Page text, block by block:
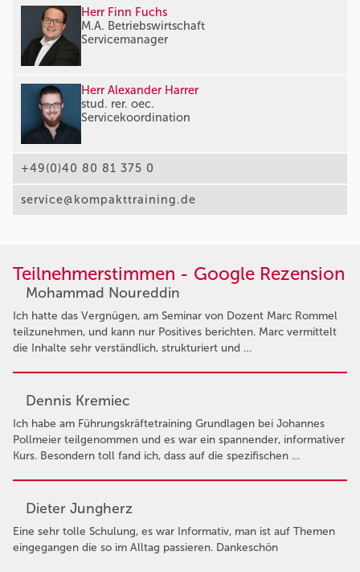
Herr Finn Fuchs
M.A. Betriebswirtschaft
Servicemanager
Herr Alexander Harrer
stud. rer. oec.
Servicekoordination
+49(0)40 80 81 375 0
service@kompakttraining.de
Teilnehmerstimmen - Google Rezension
Mohammad Noureddin
Ich hatte das Vergnügen, am Seminar von Dozent Marc Rommel
teilzunehmen, und kann nur Positives berichten. Marc vermittelt
die Inhalte sehr verständlich, strukturiert und …
Dennis Kremiec
Ich habe am Führungskräftetraining Grundlagen bei Johannes
Pollmeier teilgenommen und es war ein spannender, informativer
Kurs. Besondern toll fand ich, dass auf die spezifischen …
Dieter Jungherz
Eine sehr tolle Schulung, es war Informativ, man ist auf Themen
eingegangen die so im Alltag passieren. Dankeschön